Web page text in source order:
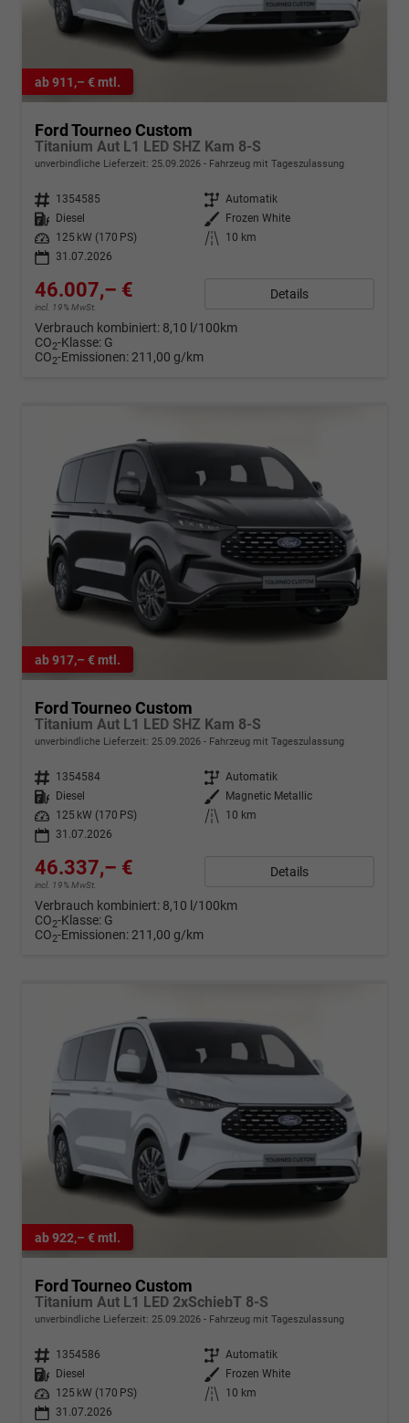
ab 911,– € mtl.
Ford Tourneo Custom
Titanium Aut L1 LED SHZ Kam 8-S
unverbindliche Lieferzeit: 25.09.2026 Fahrzeug mit Tageszulassung
Fahrzeugnr. 1354585 Getriebe Automatik
Kraftstoff
Diesel Außenfarbe
Frozen White
Leistung
125 kW (170 PS) Kilometerstand
10 km
31.07.2026
46.007,– €
incl. 19% MwSt.
Details
Verbrauch kombiniert: 8,10 l/100km
CO2-Klasse: G
CO2-Emissionen: 211,00 g/km
ab 917,– € mtl.
Ford Tourneo Custom
Titanium Aut L1 LED SHZ Kam 8-S
unverbindliche Lieferzeit: 25.09.2026 Fahrzeug mit Tageszulassung
Fahrzeugnr. 1354584 Getriebe Automatik
Kraftstoff
Diesel Außenfarbe
Magnetic Metallic
Leistung
125 kW (170 PS) Kilometerstand
10 km
31.07.2026
46.337,– €
incl. 19% MwSt.
Details
Verbrauch kombiniert: 8,10 l/100km
CO2-Klasse: G
CO2-Emissionen: 211,00 g/km
ab 922,– € mtl.
Ford Tourneo Custom
Titanium Aut L1 LED 2xSchiebT 8-S
unverbindliche Lieferzeit: 25.09.2026 Fahrzeug mit Tageszulassung
Fahrzeugnr. 1354586 Getriebe Automatik
Kraftstoff
Diesel Außenfarbe
Frozen White
Leistung
125 kW (170 PS) Kilometerstand
10 km
31.07.2026